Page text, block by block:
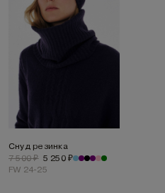
Снуд резинка
7 500 ₽ 5 250 ₽
FW 24-25